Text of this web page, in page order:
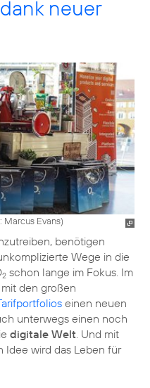
neuer
Marcus Evans)
benötigen
Wege in die
2 schon lange im Fokus. Im
mit den großen
einen neuen
unterwegs einen noch
digitale Welt. Und mit
Idee wird das Leben für